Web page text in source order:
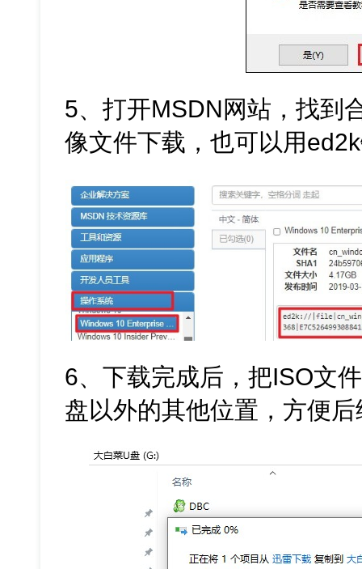
5、打开MSDN网站，找到
像文件下载，也可以用
6、下载完成后，把ISO文
盘以外的其他位置，方便